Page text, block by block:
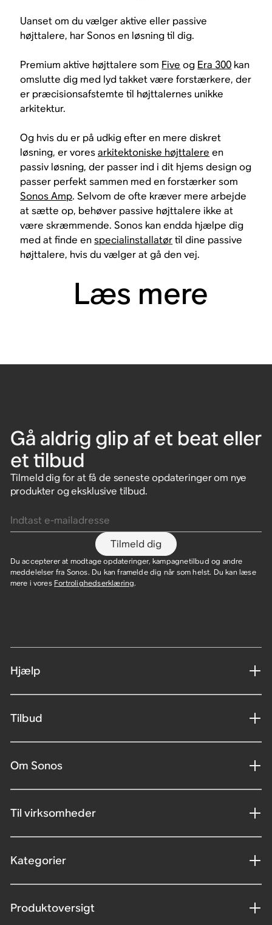
Uanset om du vælger aktive eller passive
højttalere, har Sonos en løsning til dig.
Premium aktive højttalere som Five og Era 300 kan
omslutte dig med lyd takket være forstærkere, der
er præcisionsafstemte til højttalernes unikke
arkitektur.
Og hvis du er på udkig efter en mere diskret
løsning, er voresarkitektoniske højttalere en
passiv løsning, der passer ind i dit hjems design og
passer perfekt sammen med en forstærker som
Sonos Amp. Selvom de ofte kræver mere arbejde
at sætte op, behøver passive højttalere ikke at
være skræmmende. Sonos kan endda hjælpe dig
med at finde enspecialinstallatørtil dine passive
højttalere, hvis du vælger at gå den vej.
Læs mere
Gå aldrig glip af et beat eller
et tilbud
Tilmeld dig for at få de seneste opdateringer om nye
produkter og eksklusive tilbud.
Tilmeld dig
Du accepterer at modtage opdateringer, kampagnetilbud og andre
meddelelser fra Sonos. Du kan framelde dig når som helst. Du kan læse
mere i vores Fortrolighedserklæring.
Hjælp
Tilbud
Om Sonos
Til virksomheder
Kategorier
Produktoversigt